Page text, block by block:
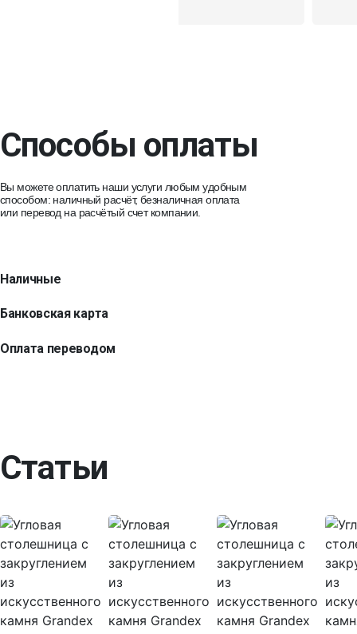
Способы оплаты
Вы можете оплатить наши услуги любым удобным
способом: наличный расчёт, безналичная оплата
или перевод на расчётый счет компании.
Наличные
Банковская карта
Оплата переводом
Статьи